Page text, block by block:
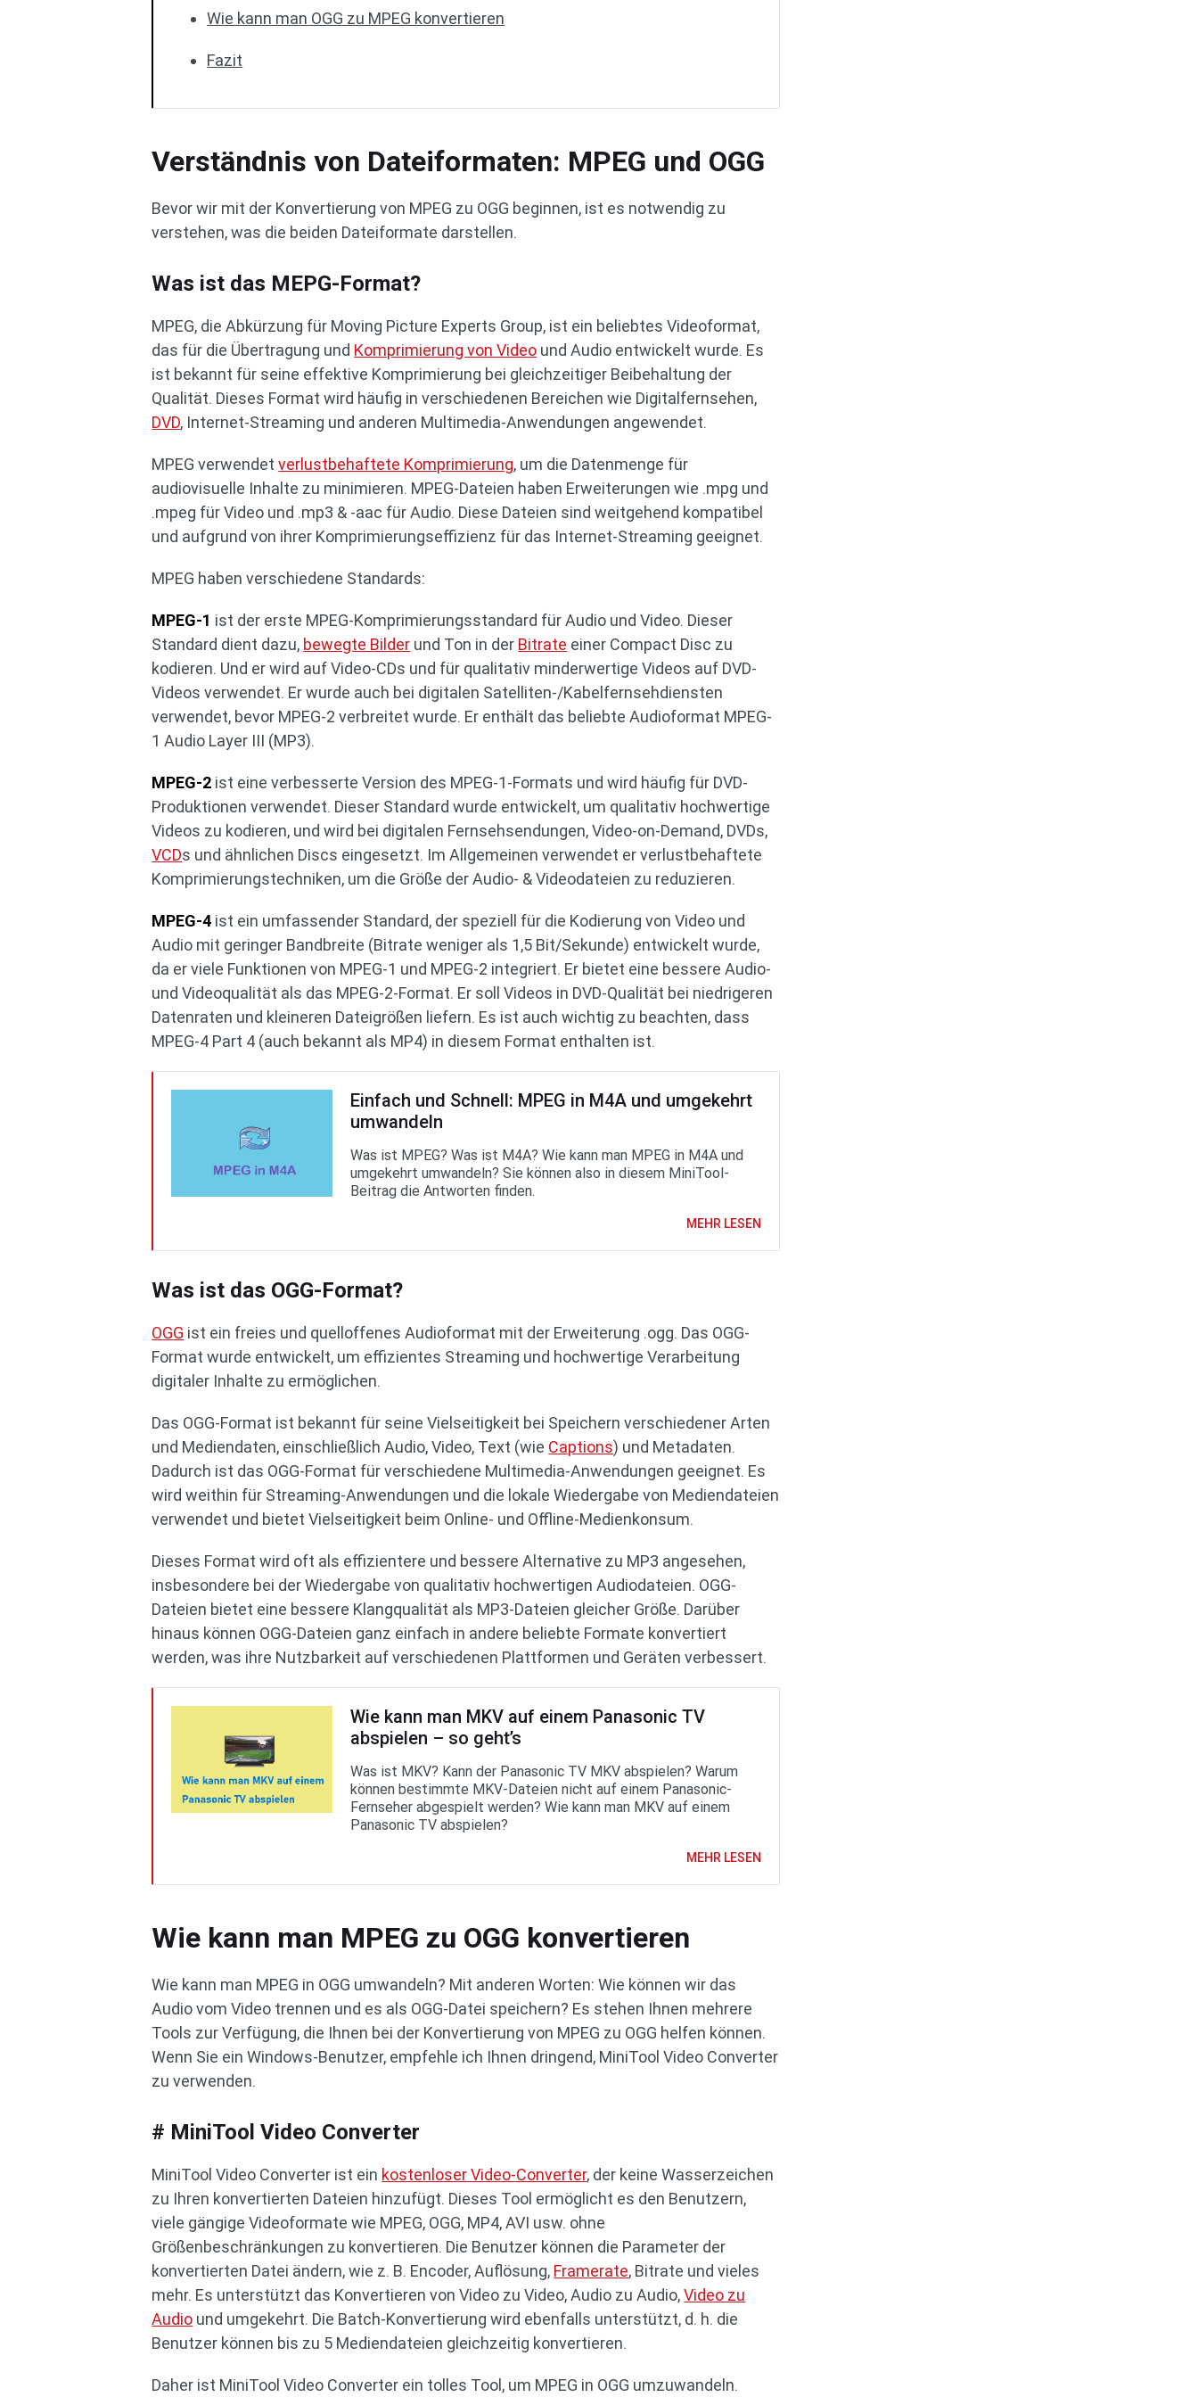
Wie kann man OGG zu MPEG konvertieren
Fazit
Verständnis von Dateiformaten: MPEG und OGG
Bevor wir mit der Konvertierung von MPEG zu OGG beginnen, ist es notwendig zu
verstehen, was die beiden Dateiformate darstellen.
Was ist das MEPG-Format?
MPEG, die Abkürzung für Moving Picture Experts Group, ist ein beliebtes Videoformat,
das für die Übertragung und Komprimierung von Video und Audio entwickelt wurde. Es
ist bekannt für seine effektive Komprimierung bei gleichzeitiger Beibehaltung der
Qualität. Dieses Format wird häufig in verschiedenen Bereichen wie Digitalfernsehen,
DVD, Internet-Streaming und anderen Multimedia-Anwendungen angewendet.
MPEG verwendetverlustbehaftete Komprimierung, um die Datenmenge für
audiovisuelle Inhalte zu minimieren. MPEG-Dateien haben Erweiterungen wie .mpg und
.mpeg für Video und .mp3 & -aac für Audio. Diese Dateien sind weitgehend kompatibel
und aufgrund von ihrer Komprimierungseffizienz für das Internet-Streaming geeignet.
MPEG haben verschiedene Standards:
MPEG-1 ist der erste MPEG-Komprimierungsstandard für Audio und Video. Dieser
Standard dient dazu, bewegte Bilder und Ton in der Bitrate einer Compact Disc zu
kodieren. Und er wird auf Video-CDs und für qualitativ minderwertige Videos auf DVD-
Videos verwendet. Er wurde auch bei digitalen Satelliten-/Kabelfernsehdiensten
verwendet, bevor MPEG-2 verbreitet wurde. Er enthält das beliebte Audioformat MPEG-
1 Audio Layer III (MP3).
MPEG-2 ist eine verbesserte Version des MPEG-1-Formats und wird häufig für DVD-
Produktionen verwendet. Dieser Standard wurde entwickelt, um qualitativ hochwertige
Videos zu kodieren, und wird bei digitalen Fernsehsendungen, Video-on-Demand, DVDs,
VCDs und ähnlichen Discs eingesetzt. Im Allgemeinen verwendet er verlustbehaftete
Komprimierungstechniken, um die Größe der Audio- & Videodateien zu reduzieren.
MPEG-4 ist ein umfassender Standard, der speziell für die Kodierung von Video und
Audio mit geringer Bandbreite (Bitrate weniger als 1,5 Bit/Sekunde) entwickelt wurde,
da er viele Funktionen von MPEG-1 und MPEG-2 integriert. Er bietet eine bessere Audio-
und Videoqualität als das MPEG-2-Format. Er soll Videos in DVD-Qualität bei niedrigeren
Datenraten und kleineren Dateigrößen liefern. Es ist auch wichtig zu beachten, dass
MPEG-4 Part 4 (auch bekannt als MP4) in diesem Format enthalten ist.
Einfach und Schnell: MPEG in M4A und umgekehrt
umwandeln
Was ist MPEG? Was ist M4A? Wie kann man MPEG in M4A und
umgekehrt umwandeln? Sie können also in diesem MiniTool-
Beitrag die Antworten finden.
MEHR LESEN
Was ist das OGG-Format?
OGG ist ein freies und quelloffenes Audioformat mit der Erweiterung .ogg. Das OGG-
Format wurde entwickelt, um effizientes Streaming und hochwertige Verarbeitung
digitaler Inhalte zu ermöglichen.
Das OGG-Format ist bekannt für seine Vielseitigkeit bei Speichern verschiedener Arten
und Mediendaten, einschließlich Audio, Video, Text (wie Captions) und Metadaten.
Dadurch ist das OGG-Format für verschiedene Multimedia-Anwendungen geeignet. Es
wird weithin für Streaming-Anwendungen und die lokale Wiedergabe von Mediendateien
verwendet und bietet Vielseitigkeit beim Online- und Offline-Medienkonsum.
Dieses Format wird oft als effizientere und bessere Alternative zu MP3 angesehen,
insbesondere bei der Wiedergabe von qualitativ hochwertigen Audiodateien. OGG-
Dateien bietet eine bessere Klangqualität als MP3-Dateien gleicher Größe. Darüber
hinaus können OGG-Dateien ganz einfach in andere beliebte Formate konvertiert
werden, was ihre Nutzbarkeit auf verschiedenen Plattformen und Geräten verbessert.
Wie kann man MKV auf einem Panasonic TV
abspielen – so geht’s
Was ist MKV? Kann der Panasonic TV MKV abspielen? Warum
können bestimmte MKV-Dateien nicht auf einem Panasonic-
Fernseher abgespielt werden? Wie kann man MKV auf einem
Panasonic TV abspielen?
MEHR LESEN
Wie kann man MPEG zu OGG konvertieren
Wie kann man MPEG in OGG umwandeln? Mit anderen Worten: Wie können wir das
Audio vom Video trennen und es als OGG-Datei speichern? Es stehen Ihnen mehrere
Tools zur Verfügung, die Ihnen bei der Konvertierung von MPEG zu OGG helfen können.
Wenn Sie ein Windows-Benutzer, empfehle ich Ihnen dringend, MiniTool Video Converter
zu verwenden.
# MiniTool Video Converter
MiniTool Video Converter ist ein kostenloser Video-Converter, der keine Wasserzeichen
zu Ihren konvertierten Dateien hinzufügt. Dieses Tool ermöglicht es den Benutzern,
viele gängige Videoformate wie MPEG, OGG, MP4, AVI usw. ohne
Größenbeschränkungen zu konvertieren. Die Benutzer können die Parameter der
konvertierten Datei ändern, wie z. B. Encoder, Auflösung, Framerate, Bitrate und vieles
mehr. Es unterstützt das Konvertieren von Video zu Video, Audio zu Audio,Video zu
Audio und umgekehrt. Die Batch-Konvertierung wird ebenfalls unterstützt, d. h. die
Benutzer können bis zu 5 Mediendateien gleichzeitig konvertieren.
Daher ist MiniTool Video Converter ein tolles Tool, um MPEG in OGG umzuwandeln.